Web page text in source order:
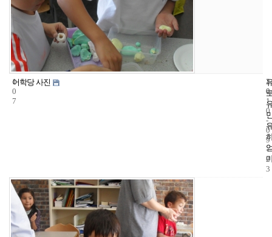
1
0
7
어학당 사진
1
0
2
0
1
0
-
0
9
-
2
3